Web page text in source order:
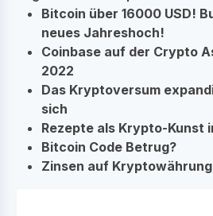
Bitcoin über 16000 USD!
neues Jahreshoch!
Coinbase auf der Crypto
2022
Das Kryptoversum
sich
Rezepte als Krypto-Kunst
Bitcoin Code Betrug?
Zinsen auf